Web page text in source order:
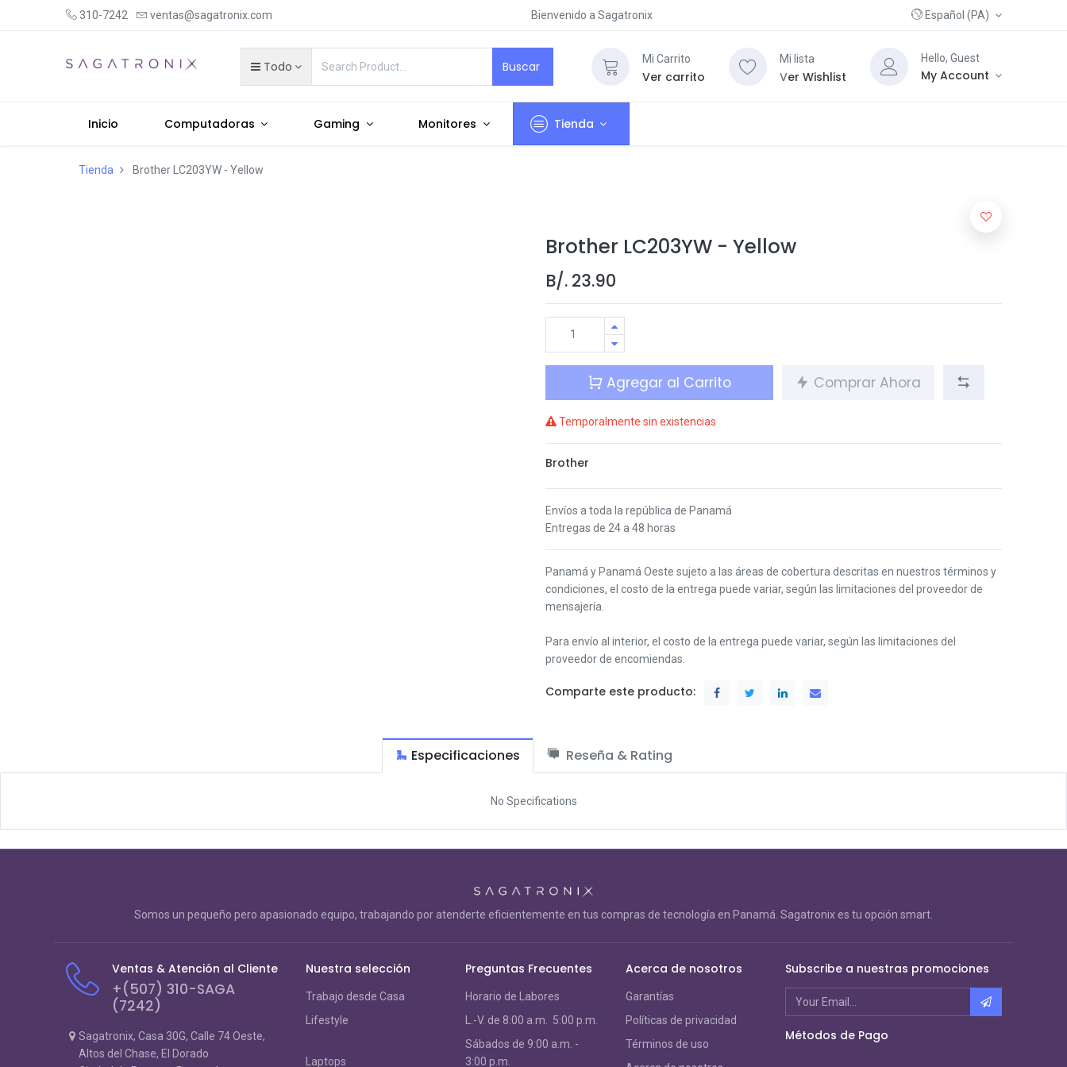
310-7242 ventas@sagatronix.com Bienvenido a Sagatronix Español (PA)
Todo Buscar Mi Carrito
Ver carrito
Mi lista
Ver Wishlist
Hello, Guest
My Account
Inicio Computadoras Gaming Monitores Tienda
Tienda Brother LC203YW - Yellow
Brother LC203YW - Yellow
B/. 23.90
Agregar al Carrito Comprar Ahora
Temporalmente sin existencias
Brother
Envíos a toda la república de Panamá
Entregas de 24 a 48 horas
Panamá y Panamá Oeste sujeto a las áreas de cobertura descritas en nuestros términos y
condiciones, el costo de la entrega puede variar, según las limitaciones del proveedor de
mensajería.
Para envío al interior, el costo de la entrega puede variar, según las limitaciones del
proveedor de encomiendas.
Comparte este producto:
Especificaciones Reseña & Rating
No Specifications
Somos un pequeño pero apasionado equipo, trabajando por atenderte eficientemente en tus compras de tecnología en Panamá. Sagatronix es tu opción smart.
Ventas & Atención al Cliente
+(507) 310-SAGA
(7242)
Sagatronix, Casa 30G, Calle 74 Oeste,
Altos del Chase, El Dorado
Nuestra selección
Trabajo desde Casa
Lifestyle
Laptops
Preguntas Frecuentes
Horario de Labores
L.-V. de 8:00 a.m. 5:00 p.m.
Sábados de 9:00 a.m. -
3:00 p.m.
Acerca de nosotros
Garantías
Políticas de privacidad
Términos de uso
Subscribe a nuestras promociones
Métodos de Pago